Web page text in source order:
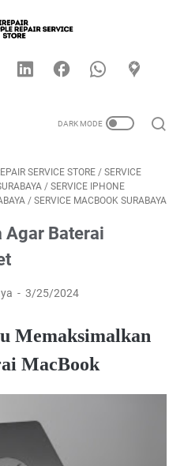
SERVICE STORE / SERVICE
/ SERVICE IPHONE
/ SERVICE MACBOOK SURABAYA
Agar Baterai
3/25/2024
Memaksimalkan
MacBook